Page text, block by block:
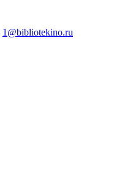
1@bibliotekino.ru